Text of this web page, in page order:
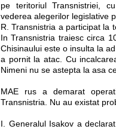
pe teritoriul Transnistriei,
vederea alegerilor legislative
R. Transnistria a participat la
In Transnistria traiesc circa
Chisinaului este o insulta la
a pornit la atac. Cu
Nimeni nu se astepta la asa
MAE rus a demarat
Transnistria. Nu au existat
I. Generalul Isakov a